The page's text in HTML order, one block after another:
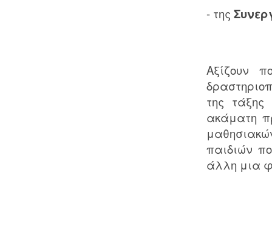
- της
Αξίζουν
της
ακάματη
παιδιών
άλλη μια